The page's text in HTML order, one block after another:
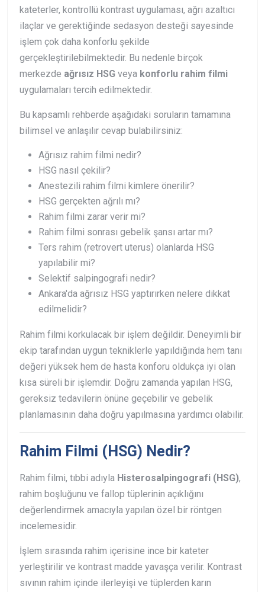
kateterler, kontrollü kontrast uygulaması, ağrı azaltıcı
ilaçlar ve gerektiğinde sedasyon desteği sayesinde
işlem çok daha konforlu şekilde
gerçekleştirilebilmektedir. Bu nedenle birçok
merkezde ağrısız HSG veya konforlu rahim filmi
uygulamaları tercih edilmektedir.
Bu kapsamlı rehberde aşağıdaki soruların tamamına
bilimsel ve anlaşılır cevap bulabilirsiniz:
Ağrısız rahim filmi nedir?
HSG nasıl çekilir?
Anestezili rahim filmi kimlere önerilir?
HSG gerçekten ağrılı mı?
Rahim filmi zarar verir mi?
Rahim filmi sonrası gebelik şansı artar mı?
Ters rahim (retrovert uterus) olanlarda HSG
yapılabilir mi?
Selektif salpingografi nedir?
Ankara'da ağrısız HSG yaptırırken nelere dikkat
edilmelidir?
Rahim filmi korkulacak bir işlem değildir. Deneyimli bir
ekip tarafından uygun tekniklerle yapıldığında hem tanı
değeri yüksek hem de hasta konforu oldukça iyi olan
kısa süreli bir işlemdir. Doğru zamanda yapılan HSG,
gereksiz tedavilerin önüne geçebilir ve gebelik
planlamasının daha doğru yapılmasına yardımcı olabilir.
Rahim Filmi (HSG) Nedir?
Rahim filmi, tıbbi adıyla Histerosalpingografi (HSG),
rahim boşluğunu ve fallop tüplerinin açıklığını
değerlendirmek amacıyla yapılan özel bir röntgen
incelemesidir.
İşlem sırasında rahim içerisine ince bir kateter
yerleştirilir ve kontrast madde yavaşça verilir. Kontrast
sıvının rahim içinde ilerleyişi ve tüplerden karın